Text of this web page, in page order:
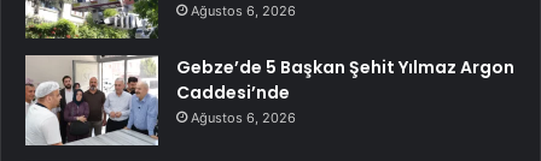
Ağustos 6, 2026
Gebze’de 5 Başkan Şehit Yılmaz Argon
Caddesi’nde
Ağustos 6, 2026